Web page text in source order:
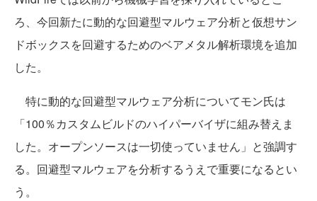
ろ、今回新たに動的な回避型マルウェア分析と仮想サン
ドボックスを回避するためのベアメタル解析環境を追加
した。
特に動的な回避型マルウェア分析についてモン氏は
「100％カスタムビルドのハイパーバイザに組み替えま
した。オープンソースは一切使っていません」と強調す
る。回避型マルウェアを分析するうえで重要になるとい
う。